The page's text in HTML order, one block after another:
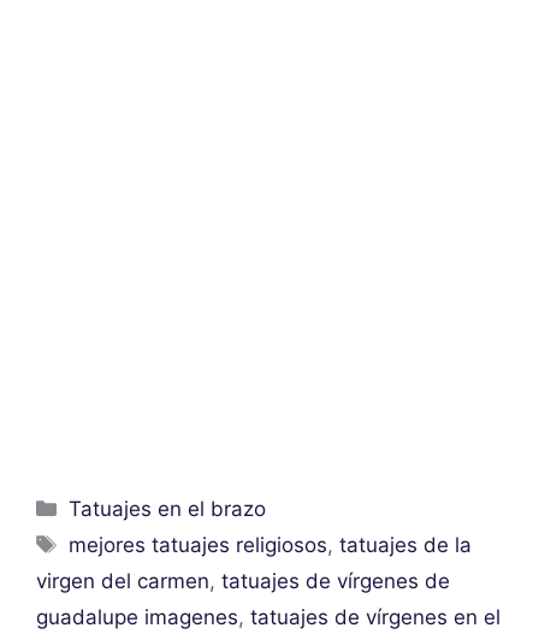
Categorías
Tatuajes en el brazo
Etiquetas
mejores tatuajes religiosos,tatuajes de la
virgen del carmen, tatuajes de vírgenes de
guadalupe imagenes, tatuajes de vírgenes en el